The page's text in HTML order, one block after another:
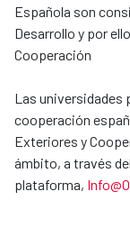
Española son
Desarrollo y por
Cooperación
Las universidades
cooperación
Exteriores y
ámbito, a través
plataforma,